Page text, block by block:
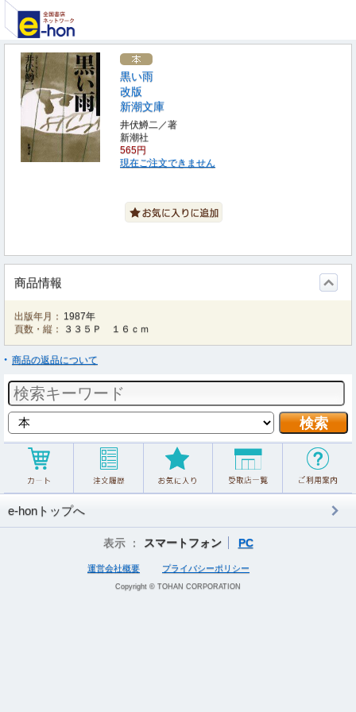
黒い雨
改版
新潮文庫
井伏鱒二／著
新潮社
565円
現在ご注文できません
商品情報
出版年月： 1987年
頁数・縦：
３３５Ｐ １６ｃｍ
商品の返品について
e-honトップへ
表示 ： スマートフォン PC
運営会社概要 プライバシーポリシー
Copyright © TOHAN CORPORATION